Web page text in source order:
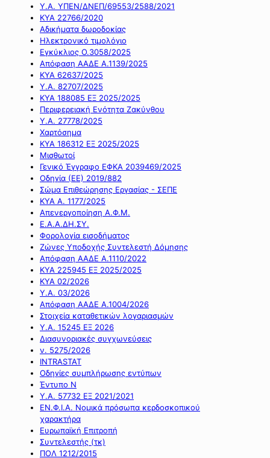
Υ.Α. ΥΠΕΝ/ΔΝΕΠ/69553/2588/2021
ΚΥΑ 22766/2020
Αδικήματα δωροδοκίας
Ηλεκτρονικό τιμολόγιο
Εγκύκλιος Ο.3058/2025
Απόφαση ΑΑΔΕ Α.1139/2025
ΚΥΑ 62637/2025
Υ.Α. 82707/2025
ΚΥΑ 188085 ΕΞ 2025/2025
Περιφερειακή Ενότητα Ζακύνθου
Υ.Α. 27778/2025
Χαρτόσημα
ΚΥΑ 186312 ΕΞ 2025/2025
Μισθωτοί
Γενικό Έγγραφο ΕΦΚΑ 2039469/2025
Οδηγία (ΕΕ) 2019/882
Σώμα Επιθεώρησης Εργασίας - ΣΕΠΕ
ΚΥΑ Α. 1177/2025
Απενεργοποίηση Α.Φ.Μ.
Ε.Α.Α.ΔΗ.ΣΥ.
Φορολογία εισοδήματος
Ζώνες Υποδοχής Συντελεστή Δόμησης
Απόφαση ΑΑΔΕ Α.1110/2022
ΚΥΑ 225945 ΕΞ 2025/2025
ΚΥΑ 02/2026
Υ.Α. 03/2026
Απόφαση ΑΑΔΕ Α.1004/2026
Στοιχεία καταθετικών λογαριασμών
Υ.Α. 15245 ΕΞ 2026
Διασυνοριακές συγχωνεύσεις
ν. 5275/2026
INTRASTAT
Οδηγίες συμπλήρωσης εντύπων
Έντυπο Ν
Υ.Α. 57732 ΕΞ 2021/2021
ΕΝ.Φ.Ι.Α. Νομικά πρόσωπα κερδοσκοπικού
χαρακτήρα
Ευρωπαϊκή Επιτροπή
Συντελεστής (τκ)
ΠΟΛ 1212/2015